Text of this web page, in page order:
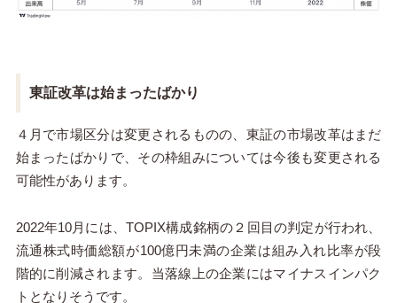
東証改革は始まったばかり
４月で市場区分は変更されるものの、東証の市場改革はまだ
始まったばかりで、その枠組みについては今後も変更される
可能性があります。
2022年10月には、TOPIX構成銘柄の２回目の判定が行われ、
流通株式時価総額が100億円未満の企業は組み入れ比率が段
階的に削減されます。当落線上の企業にはマイナスインパク
トとなりそうです。